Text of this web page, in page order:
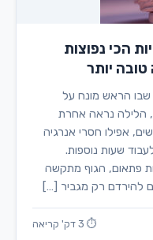
הכי נפוצות
יותר
שבו הראש מונח על
הלילה נראה אחרת
אפילו חסרי אנרגיה
שעות נוספות.
פתאום, הגוף מתקשה
להירדם רק מגביר […]
⏱ 3 דק' קריאה